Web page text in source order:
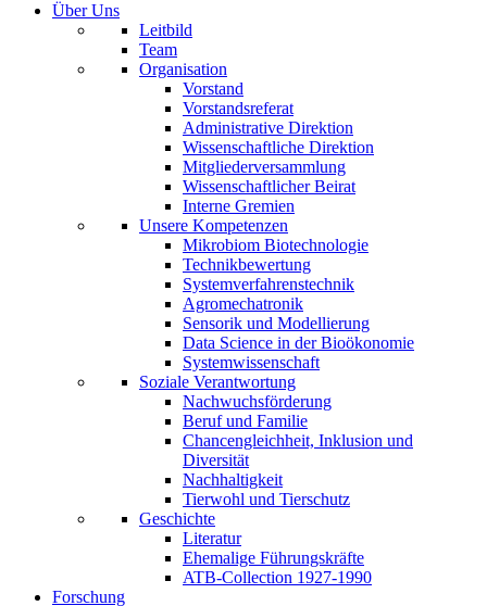
Über Uns
Leitbild
Team
Organisation
Vorstand
Vorstandsreferat
Administrative Direktion
Wissenschaftliche Direktion
Mitgliederversammlung
Wissenschaftlicher Beirat
Interne Gremien
Unsere Kompetenzen
Mikrobiom Biotechnologie
Technikbewertung
Systemverfahrenstechnik
Agromechatronik
Sensorik und Modellierung
Data Science in der Bioökonomie
Systemwissenschaft
Soziale Verantwortung
Nachwuchsförderung
Beruf und Familie
Chancengleichheit, Inklusion und
Diversität
Nachhaltigkeit
Tierwohl und Tierschutz
Geschichte
Literatur
Ehemalige Führungskräfte
ATB-Collection 1927-1990
Forschung